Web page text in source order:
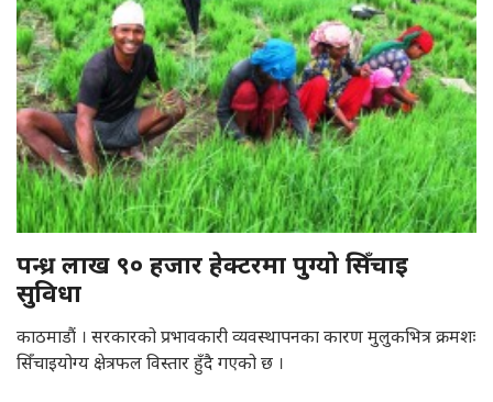
पन्ध्र लाख ९० हजार हेक्टरमा पुग्यो सिँचाइ
सुविधा
काठमाडौं । सरकारको प्रभावकारी व्यवस्थापनका कारण मुलुकभित्र क्रमशः
सिँचाइयोग्य क्षेत्रफल विस्तार हुँदै गएको छ ।